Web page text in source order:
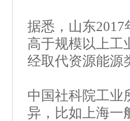
据悉，山东
高于规模以上工
经取代资源能源
中国社科院工业
异，比如上海一